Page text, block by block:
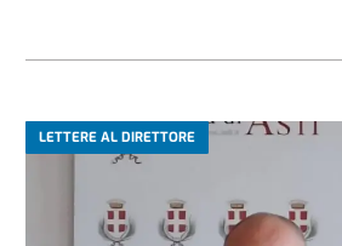
LETTERE AL DIRETTORE